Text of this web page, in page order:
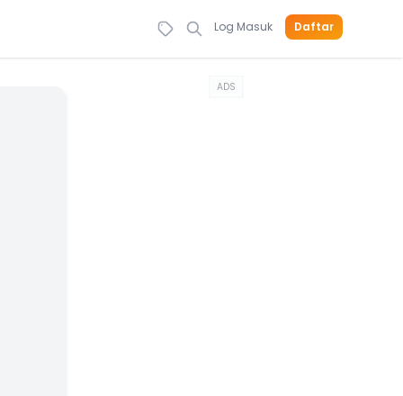
Log Masuk Daftar
ADS